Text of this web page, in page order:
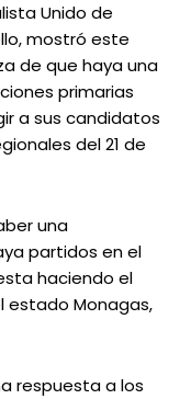
Unido de
mostró este
de que haya una
primarias
a sus candidatos
del 21 de
una
partidos en el
haciendo el
estado Monagas,
respuesta a los